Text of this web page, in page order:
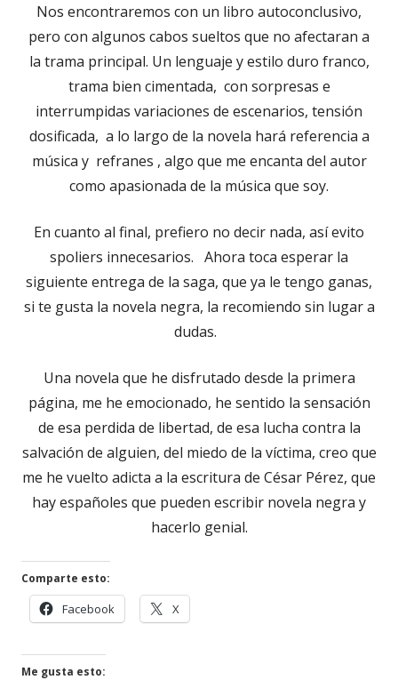
Nos encontraremos con un libro autoconclusivo,
pero con algunos cabos sueltos que no afectaran a
la trama principal. Un lenguaje y estilo duro franco,
trama bien cimentada, con sorpresas e
interrumpidas variaciones de escenarios, tensión
dosificada, a lo largo de la novela hará referencia a
música y refranes , algo que me encanta del autor
como apasionada de la música que soy.
En cuanto al final, prefiero no decir nada, así evito
spoliers innecesarios. Ahora toca esperar la
siguiente entrega de la saga, que ya le tengo ganas,
si te gusta la novela negra, la recomiendo sin lugar a
dudas.
Una novela que he disfrutado desde la primera
página, me he emocionado, he sentido la sensación
de esa perdida de libertad, de esa lucha contra la
salvación de alguien, del miedo de la víctima, creo que
me he vuelto adicta a la escritura de César Pérez, que
hay españoles que pueden escribir novela negra y
hacerlo genial.
Comparte esto:
Facebook
en
X
en
Me gusta esto: